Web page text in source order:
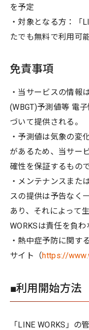
を予定
・対象となる方：「
たでも無料で利用可能
免責事項
・当サービスの情報
(WBGT)予測値等 電
づいて提供される。
・予測値は気象の変
があるため、当サー
確性を保証するもの
・メンテナンスまた
スの提供は予告なく
あり、それによって
WORKSは責任を負わ
・熱中症予防に関す
サイト（https://
■利用開始方法
「LINE WORKS」